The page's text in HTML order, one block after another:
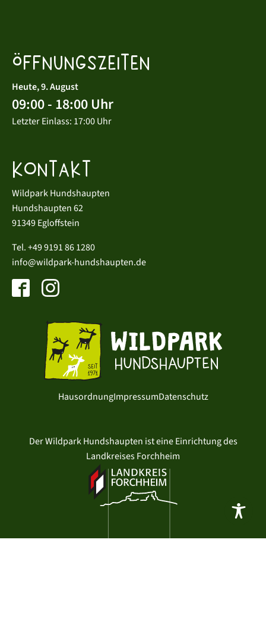
Öffnungszeiten
Heute, 9. August
09:00 - 18:00 Uhr
Letzter Einlass: 17:00 Uhr
HausordnungImpressumDatenschutz
Der Wildpark Hundshaupten ist eine Einrichtung des
Landkreises Forchheim
Kontakt
Wildpark Hundshaupten
Hundshaupten 62
91349 Egloffstein
Tel.+49 9191 86 1280
info@wildpark-hundshaupten.de